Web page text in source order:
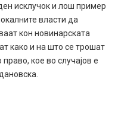
исклучок и лош пример
власти да
кон новинарската
како и на што се трошат
кое во случајов е